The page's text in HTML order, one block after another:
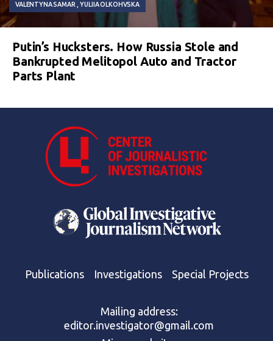
VALENTYNA SAMAR YULIIA OLKOHVSKA
Putin’s Hucksters. How Russia Stole and
Bankrupted Melitopol Auto and Tractor
Parts Plant
Publications Investigations Special Projects
Mailing address:
editor.investigator@gmail.com